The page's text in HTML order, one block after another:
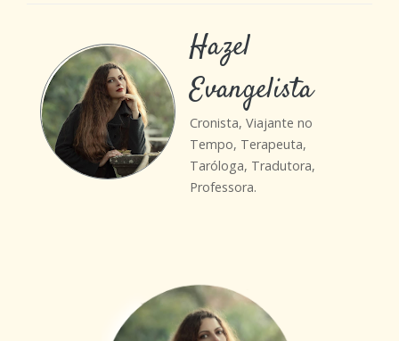
Hazel
Evangelista
Cronista, Viajante no
Tempo, Terapeuta,
Taróloga, Tradutora,
Professora.